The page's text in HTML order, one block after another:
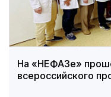
На «НЕФАЗе»
всероссийского